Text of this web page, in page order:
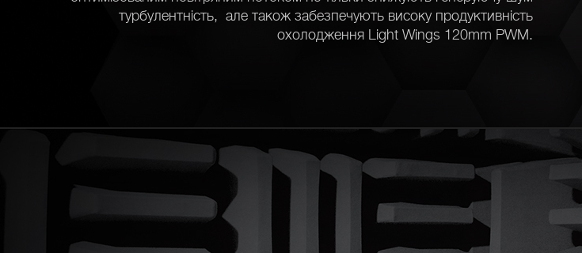
турбулентність, але також забезпечують високу продуктивність
охолодження Light Wings 120mm PWM.